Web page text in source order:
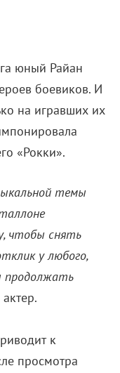
юный Райан
боевиков. И
на игравших их
«Рокки».
темы
чтобы снять
у любого,
продолжать
к
просмотра